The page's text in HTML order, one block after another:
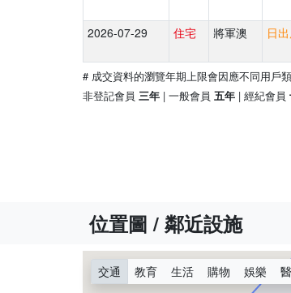
2026-07-29 住宅 將軍澳 日
# 成交資料的瀏覽年期上限會因應不同用戶
非登記會員 三年 | 一般會員 五年 | 經紀會員
位置圖 / 鄰近設施
交通 教育 生活 購物 娛樂